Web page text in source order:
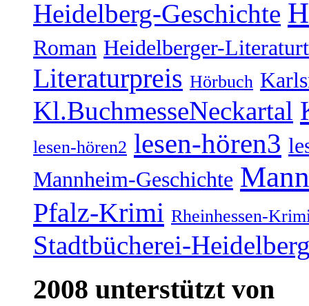
Heidelberg-Geschichte
Roman Heidelberger-
Literaturpreis Hörbuch
Kl.BuchmesseNeckartal
lesen-hören2 lesen-hören3
Mannheim-Geschichte
Pfalz-Krimi Rheinhessen-
Stadtbücherei-
2008 unterstützt von